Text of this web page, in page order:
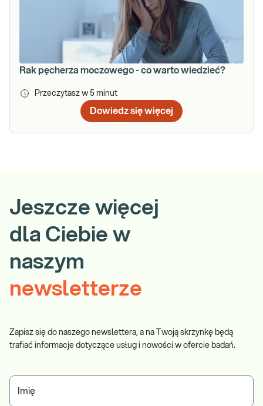
Rak pęcherza moczowego - co warto wiedzieć?
Przeczytasz w 5 minut
Dowiedz się więcej
Jeszcze więcej
dla Ciebie w
naszym
newsletterze
Zapisz się do naszego newslettera, a na Twoją skrzynkę będą
trafiać informacje dotyczące usług i nowości w ofercie badań.
Imię